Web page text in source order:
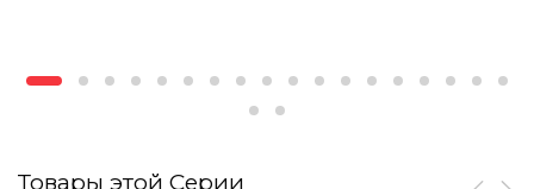
Товары этой Серии